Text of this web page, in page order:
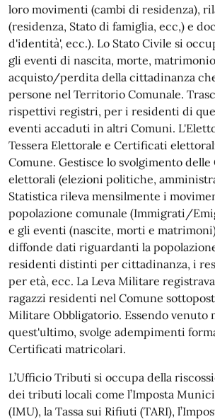
loro movimenti (cambi di residenza),
(residenza, Stato di famiglia, ecc,) e
d'identità', ecc.). Lo Stato Civile si
gli eventi di nascita, morte,
acquisto/perdita della cittadinanza
persone nel Territorio Comunale.
rispettivi registri, per i residenti di
eventi accaduti in altri Comuni.
Tessera Elettorale e Certificati
Comune. Gestisce lo svolgimento
elettorali (elezioni politiche,
Statistica rileva mensilmente i
popolazione comunale (Immigrati/
e gli eventi (nascite, morti e
diffonde dati riguardanti la
residenti distinti per cittadinanza, i
per età, ecc. La Leva Militare
ragazzi residenti nel Comune
Militare Obbligatorio. Essendo venuto
quest'ultimo, svolge adempimenti
Certificati matricolari.
L’Ufficio Tributi si occupa della
dei tributi locali come l’Imposta
(IMU), la Tassa sui Rifiuti (TARI),